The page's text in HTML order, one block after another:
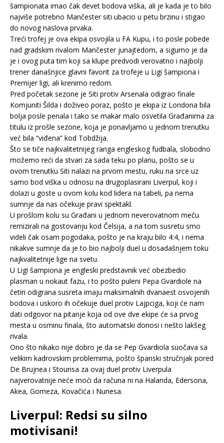
šampionata imao čak devet bodova viška, ali je kada je to bilo
najviše potrebno Mančester siti ubacio u petu brzinu i stigao
do novog naslova prvaka.
Treći trofej je ova ekipa osvojila u FA Kupu, i to posle pobede
nad gradskim rivalom Mančester junajtedom, a sigurno je da
je i ovog puta tim koji sa klupe predvodi verovatno i najbolji
trener današnjice glavni favorit za trofeje u Ligi šampiona i
Premijer ligi, ali krenimo redom.
Pred početak sezone je Siti protiv Arsenala odigrao finale
Komjuniti Šilda i doživeo poraz, pošto je ekipa iz Londona bila
bolja posle penala i tako se makar malo osvetila Građanima za
titulu iz prošle sezone, koja je ponavljamo u jednom trenutku
već bila “viđena” kod Tobdžija.
Što se tiče najkvalitetnijeg ranga engleskog fudbala, slobodno
možemo reći da stvari za sada teku po planu, pošto se u
ovom trenutku Siti nalazi na prvom mestu, ruku na srce uz
samo bod viška u odnosu na drugoplasirani Liverpul, koji i
dolazi u goste u ovom kolu kod lidera na tabeli, pa nema
sumnje da nas očekuje pravi spektakl.
U prošlom kolu su Građani u jednom neverovatnom meču
remizirali na gostovanju kod Čelsija, a na tom susretu smo
videli čak osam pogodaka, pošto je na kraju bilo 4:4, i nema
nikakve sumnje da je to bio najbolji duel u dosadašnjem toku
najkvalitetnije lige na svetu.
U Ligi šampiona je engleski predstavnik već obezbedio
plasman u nokaut fazu, i to pošto puleni Pepa Gvardiole na
četiri odigrana susreta imaju maksimalnih dvanaest osvojenih
bodova i uskoro ih očekuje duel protiv Lajpciga, koji će nam
dati odgovor na pitanje koja od ove dve ekipe će sa prvog
mesta u osminu finala, što automatski donosi i nešto lakšeg
rivala.
Ono što nikako nije dobro je da se Pep Gvardiola suočava sa
velikim kadrovskim problemima, pošto španski stručnjak pored
De Brujnea i Stounsa za ovaj duel protiv Liverpula
najverovatnije neće moći da računa ni na Halanda, Edersona,
Akea, Gomeza, Kovačića i Nunesa.
Liverpul: Redsi su silno
motivisani!